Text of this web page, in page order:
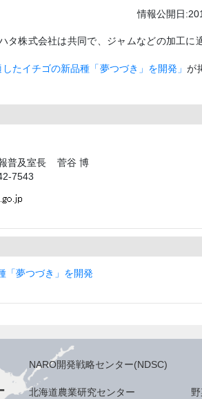
情報公開日
タ株式会社は共同で、ジャムなどの加工に
したイチゴの新品種「夢つづき」を開発」が
普及室長 菅谷 博
7543
「夢つづき」を開発
NARO開発戦略センター(NDSC)
北海道農業研究センター